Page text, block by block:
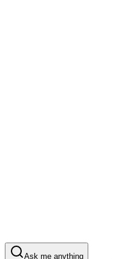
Ask me anything